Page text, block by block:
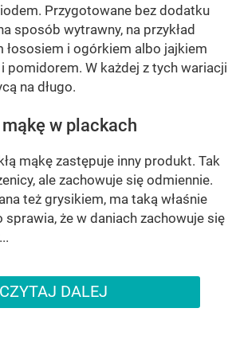
Przygotowane bez dodatku
sposób wytrawny, na przykład
łososiem i ogórkiem albo jajkiem
pomidorem. W każdej z tych wariacji
na długo.
w plackach
mąkę zastępuje inny produkt. Tak
ale zachowuje się odmiennie.
też grysikiem, ma taką właśnie
że w daniach zachowuje się
CZYTAJ DALEJ